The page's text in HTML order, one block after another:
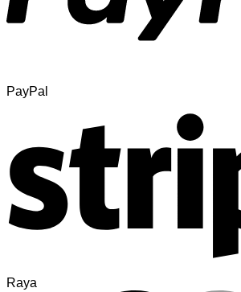
PayPal
Raya